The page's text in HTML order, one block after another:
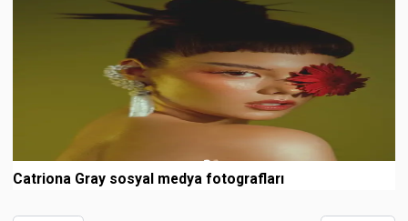
Catriona Gray sosyal medya fotografları